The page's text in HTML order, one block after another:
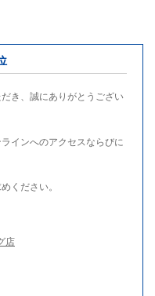
き、誠にありがとうござい
インへのアクセスならびに
ください。
店